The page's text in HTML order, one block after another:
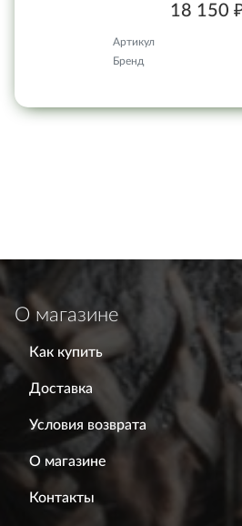
18 150
Артикул
Бренд
О магазине
Как купить
Доставка
Условия возврата
О магазине
Контакты